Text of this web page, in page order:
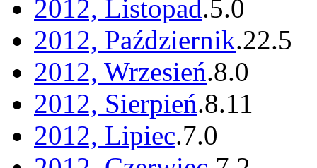
2012, Listopad.5.0
2012, Październik.22.5
2012, Wrzesień.8.0
2012, Sierpień.8.11
2012, Lipiec.7.0